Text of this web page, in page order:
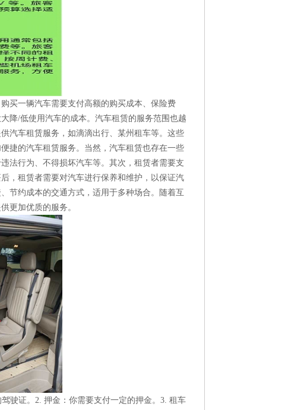
买一辆汽车需要支付高额的购买成本、保险费
降/低使用汽车的成本。汽车租赁的服务范围也越
汽车租赁服务，如滴滴出行、某州租车等。这些
捷的汽车租赁服务。当然，汽车租赁也存在一些
法行为、不得损坏汽车等。其次，租赁者需要支
，租赁者需要对汽车进行保养和维护，以保证汽
节约成本的交通方式，适用于多种场合。随着互
更加优质的服务。
驶证。2. 押金：你需要支付一定的押金。3. 租车